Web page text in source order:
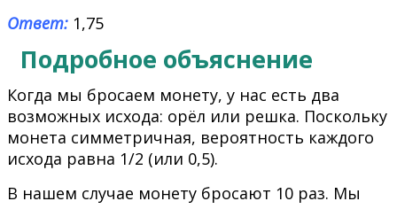
Ответ: 1,75
Подробное объяснение
Когда мы бросаем монету, у нас есть два
возможных исхода: орёл или решка. Поскольку
монета симметричная, вероятность каждого
исхода равна 1/2 (или 0,5).
В нашем случае монету бросают 10 раз. Мы